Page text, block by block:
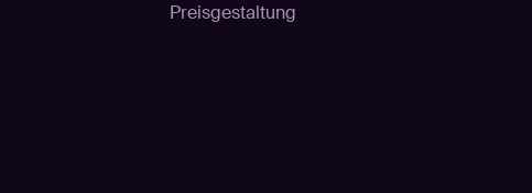
Preisgestaltung